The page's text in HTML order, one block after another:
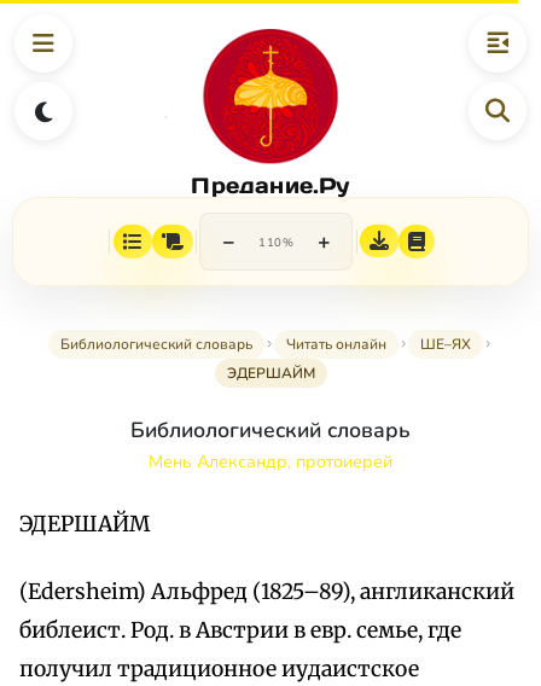
Предание.Ру
− 110% +
Библиологический словарь Читать онлайн
ШЕ–ЯХ
ЭДЕРШАЙМ
Библиологический словарь
Мень Александр, протоиерей
ЭДЕРШАЙМ
(Edersheim) Альфред (1825–89), англиканский
библеист. Род. в Австрии в евр. семье, где
получил традиционное иудаистское